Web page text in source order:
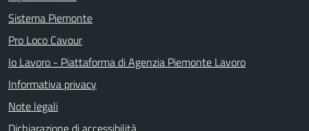
Sistema Piemonte
Pro Loco Cavour
Io Lavoro - Piattaforma di Agenzia Piemonte Lavoro
Informativa privacy
Note legali